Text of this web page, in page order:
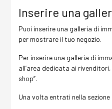
Inserire una
Puoi inserire una galleria di
per mostrare il tuo negozio.
Per inserire una galleria di
all’area dedicata ai
shop”.
Una volta entrati nella sezione